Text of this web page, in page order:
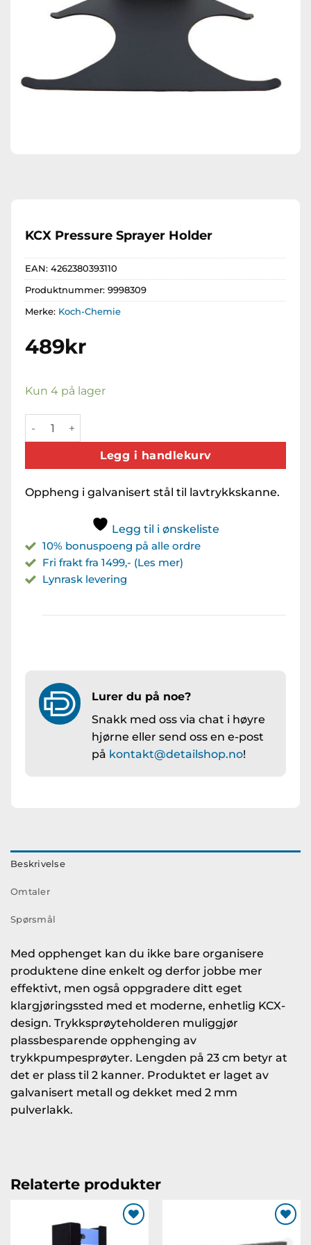
KCX Pressure Sprayer Holder
EAN: 4262380393110
Produktnummer: 9998309
Merke: Koch-Chemie
489kr
Kun 4 på lager
KCX Pressure Sprayer Holder antall
Legg i handlekurv
Oppheng i galvanisert stål til lavtrykkskanne.
Legg til i ønskeliste
10% bonuspoeng på alle ordre
Fri frakt fra 1499,- (Les mer)
Lynrask levering
Lurer du på noe?
Snakk med oss via chat i høyre
hjørne eller send oss en e-post
på kontakt@detailshop.no!
Beskrivelse
Omtaler
Spørsmål
Med opphenget kan du ikke bare organisere
produktene dine enkelt og derfor jobbe mer
effektivt, men også oppgradere ditt eget
klargjøringssted med et moderne, enhetlig KCX-
design. Trykksprøyteholderen muliggjør
plassbesparende opphenging av
trykkpumpesprøyter. Lengden på 23 cm betyr at
det er plass til 2 kanner. Produktet er laget av
galvanisert metall og dekket med 2 mm
pulverlakk.
Relaterte produkter